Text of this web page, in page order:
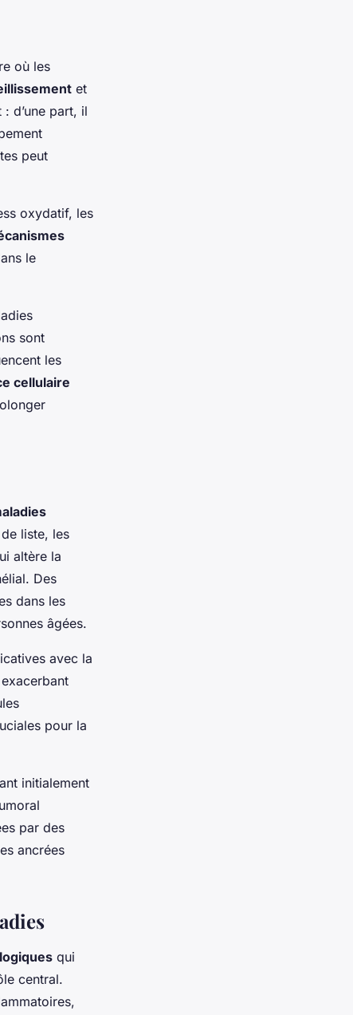
où les
et
d’une part, il
peut
oxydatif, les
le
sont
les
cellulaire
liste, les
altère la
Des
dans les
âgées.
avec la
pour la
initialement
par des
ancrées
qui
central.